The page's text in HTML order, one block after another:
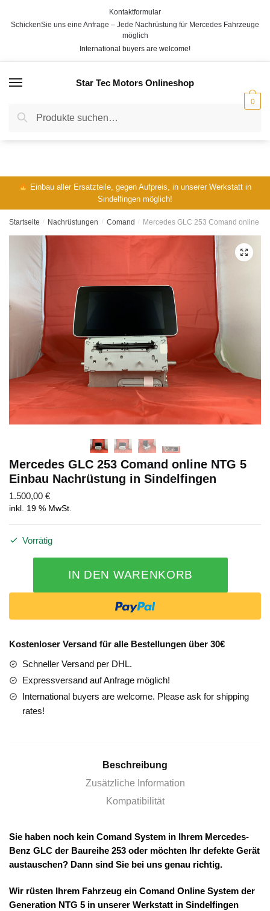
Kontaktformular
SchickenSie uns eine Anfrage – Jede Nachrüstung für Mercedes Fahrzeuge
möglich
International buyers are welcome!
Star Tec Motors Onlineshop
Suche
nach:
Suche
0
Einbau aller Ersatzteile, gegen Aufpreis, in unserer Werkstatt in
Sindelfingen möglich!
Startseite / Nachrüstungen / Comand / Mercedes GLC 253 Comand online
Mercedes GLC 253 Comand online NTG 5
Einbau Nachrüstung in Sindelfingen
1.500,00 €
inkl. 19 % MwSt.
Vorrätig
253
online
5
Einbau
Nachrüstung
in
Sindelfingen
IN DEN WARENKORB
Kostenloser Versand für alle Bestellungen über 30€
Schneller Versand per DHL.
Expressversand auf Anfrage möglich!
International buyers are welcome. Please ask for shipping
rates!
V
a
N
a
h
n
m
Abschicken
Beschreibung
Zusätzliche Information
Kompatibilität
Sie haben noch kein Comand System in Ihrem Mercedes-
Benz GLC der Baureihe 253 oder möchten Ihr defekte Gerät
austauschen? Dann sind Sie bei uns genau richtig.
Wir rüsten Ihrem Fahrzeug ein Comand Online System der
Generation NTG 5 in unserer Werkstatt in Sindelfingen